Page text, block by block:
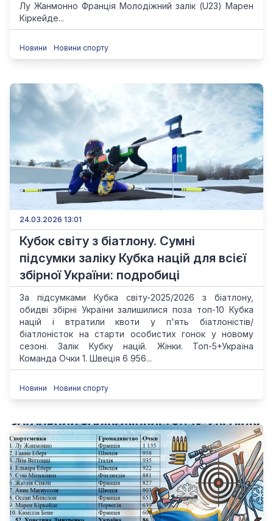
Лу Жанмонно Франція Молодіжний залік (U23) Марен
Кіркейде...
Новини Новини спорту
24.03.2026 13:01
Кубок світу з біатлону. Сумні
підсумки заліку Кубка націй для всієї
збірної України: подробиці
За підсумками Кубка світу-2025/2026 з біатлону,
обидві збірні України залишилися поза топ-10 Кубка
націй і втратили квоти у п'ять біатлоністів/
біатлоністок на старти особистих гонок у новому
сезоні. Залік Кубку націй. Жінки. Топ-5+Україна
Команда Очки 1. Швеція 6 956...
Новини Новини спорту